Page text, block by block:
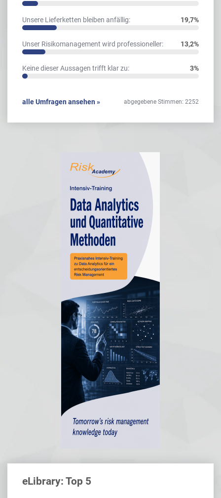
Unsere Lieferketten bleiben anfällig: 19,7%
Unser Risikomanagement wird professioneller: 13,2%
Keine dieser Aussagen trifft klar zu: 3%
alle Umfragen ansehen » abgegebene Stimmen: 2252
eLibrary: Top 5